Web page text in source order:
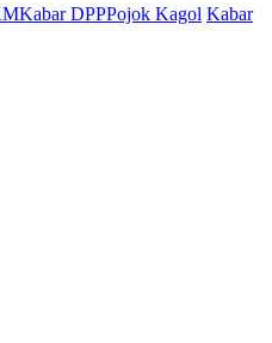
Kabar DPPPojok Kagol Kabar